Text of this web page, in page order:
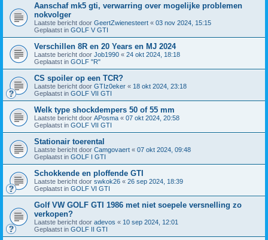
Aanschaf mk5 gti, verwarring over mogelijke problemen
nokvolger
Laatste bericht door GeertZwienesteert « 03 nov 2024, 15:15
Geplaatst in GOLF V GTI
Verschillen 8R en 20 Years en MJ 2024
Laatste bericht door Job1990 « 24 okt 2024, 18:18
Geplaatst in GOLF "R"
CS spoiler op een TCR?
Laatste bericht door GTIz0eker « 18 okt 2024, 23:18
Geplaatst in GOLF VII GTI
Welk type shockdempers 50 of 55 mm
Laatste bericht door APosma « 07 okt 2024, 20:58
Geplaatst in GOLF VII GTI
Stationair toerental
Laatste bericht door Camgovaert « 07 okt 2024, 09:48
Geplaatst in GOLF I GTI
Schokkende en ploffende GTI
Laatste bericht door swkok26 « 26 sep 2024, 18:39
Geplaatst in GOLF VI GTI
Golf VW GOLF GTI 1986 met niet soepele versnelling zo
verkopen?
Laatste bericht door adevos « 10 sep 2024, 12:01
Geplaatst in GOLF II GTI